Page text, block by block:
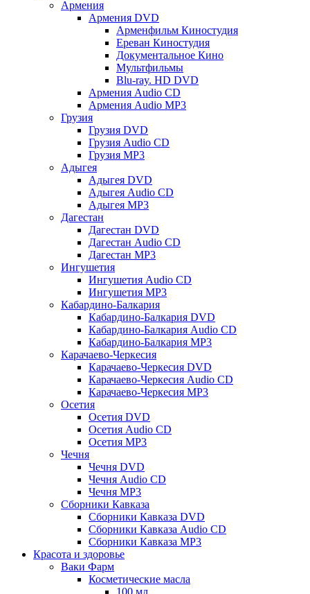
Армения
Армения DVD
Арменфильм Киностудия
Ереван Киностудия
Документальное Кино
Мультфильмы
Blu-ray. HD DVD
Армения Audio CD
Армения Audio MP3
Грузия
Грузия DVD
Грузия Audio CD
Грузия MP3
Адыгея
Адыгея DVD
Адыгея Audio CD
Адыгея MP3
Дагестан
Дагестан DVD
Дагестан Audio CD
Дагестан MP3
Ингушетия
Ингушетия Audio CD
Ингушетия MP3
Кабардино-Балкария
Кабардино-Балкария DVD
Кабардино-Балкария Audio CD
Кабардино-Балкария MP3
Карачаево-Черкесия
Карачаево-Черкесия DVD
Карачаево-Черкесия Audio CD
Карачаево-Черкесия MP3
Осетия
Осетия DVD
Осетия Audio CD
Осетия MP3
Чечня
Чечня DVD
Чечня Audio CD
Чечня MP3
Сборники Кавказа
Сборники Кавказа DVD
Сборники Кавказа Audio CD
Сборники Кавказа MP3
Красота и здоровье
Ваки Фарм
Косметические масла
100 мл